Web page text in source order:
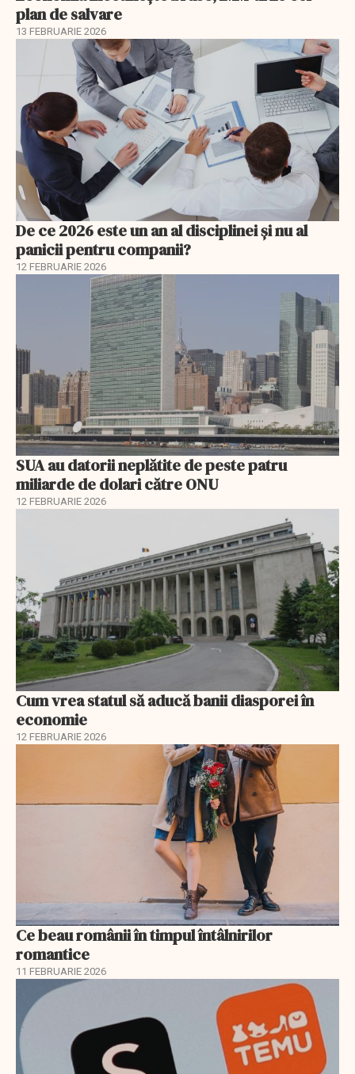
plan de salvare
13 FEBRUARIE 2026
De ce 2026 este un an al disciplinei și nu al
panicii pentru companii?
12 FEBRUARIE 2026
SUA au datorii neplătite de peste patru
miliarde de dolari către ONU
12 FEBRUARIE 2026
Cum vrea statul să aducă banii diasporei în
economie
12 FEBRUARIE 2026
Ce beau românii în timpul întâlnirilor
romantice
11 FEBRUARIE 2026